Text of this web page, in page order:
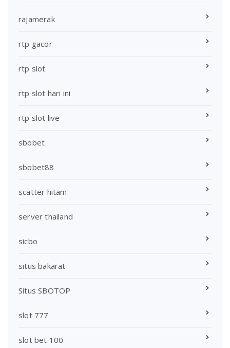
rajamerak
rtp gacor
rtp slot
rtp slot hari ini
rtp slot live
sbobet
sbobet88
scatter hitam
server thailand
sicbo
situs bakarat
Situs SBOTOP
slot 777
slot bet 100